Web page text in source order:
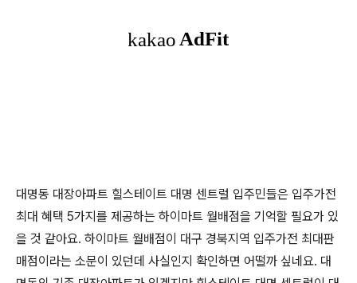
대명동 대장아파트 힐스테이트 대명 센트럴 입주민들은 입주가전
최대 혜택 5가지를 제공하는 하이마트 월배점을 기억할 필요가 있
을 것 같아요. 하이마트 월배점이 대구 경북지역 입주가전 최대판
매점이라는 소문이 있던데 사실인지 확인하면 어떨까 싶네요. 대